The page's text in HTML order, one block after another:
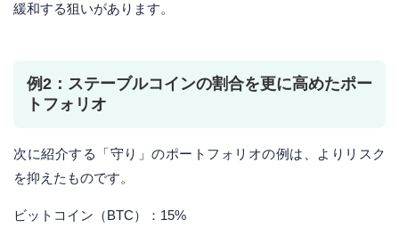
緩和する狙いがあります。
例2：ステーブルコインの割合を更に高めたポー
トフォリオ
次に紹介する「守り」のポートフォリオの例は、よりリスク
を抑えたものです。
ビットコイン（BTC）：15%